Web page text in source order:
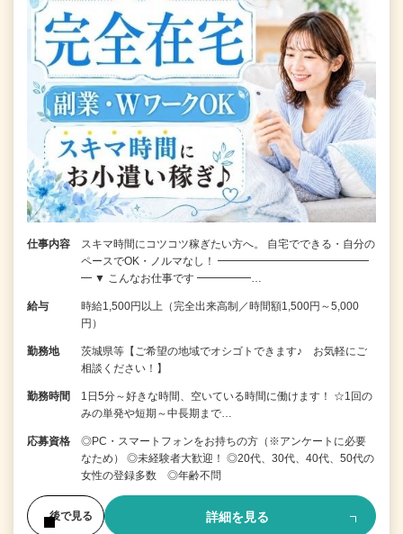
仕事内容
スキマ時間にコツコツ稼ぎたい方へ。 自宅でできる・自分の
ペースでOK・ノルマなし！ ━━━━━━━━━━━━━━
━ ▼ こんなお仕事です ━━━━━…
給与
時給1,500円以上（完全出来高制／時間額1,500円～5,000
円）
勤務地
茨城県等【ご希望の地域でオシゴトできます♪ お気軽にご
相談ください！】
勤務時間
1日5分～好きな時間、空いている時間に働けます！ ☆1回の
みの単発や短期～中長期まで…
応募資格
◎PC・スマートフォンをお持ちの方（※アンケートに必要
なため） ◎未経験者大歓迎！ ◎20代、30代、40代、50代の
女性の登録多数 ◎年齢不問
後で見る 詳細を見る